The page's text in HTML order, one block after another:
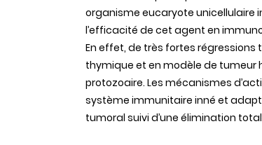
organisme eucaryote unicellulaire
l’efficacité de cet agent en
En effet, de très fortes
thymique et en modèle de tumeur
protozoaire. Les mécanismes
système immunitaire inné et
tumoral suivi d’une élimination